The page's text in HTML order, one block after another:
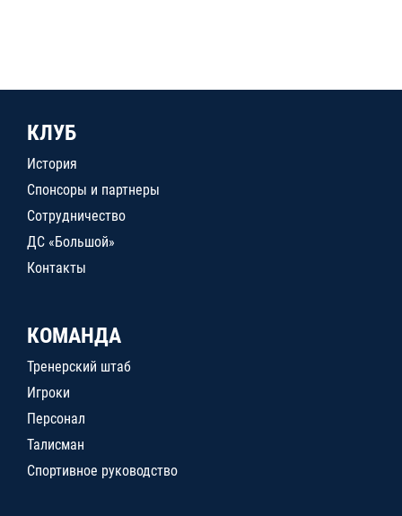
КЛУБ
История
Спонсоры и партнеры
Сотрудничество
ДС «Большой»
Контакты
КОМАНДА
Тренерский штаб
Игроки
Персонал
Талисман
Спортивное руководство